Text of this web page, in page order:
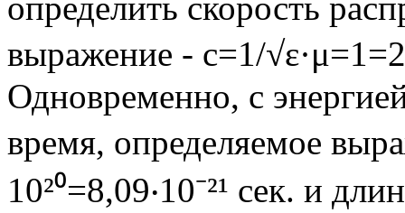
выражение - с=1/
Одновременно, с
время, определяемое
10²⁰=8,09‧10⁻²¹ сек. и